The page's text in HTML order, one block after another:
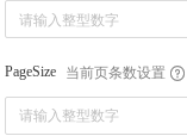
PageSize 当前页条数设置